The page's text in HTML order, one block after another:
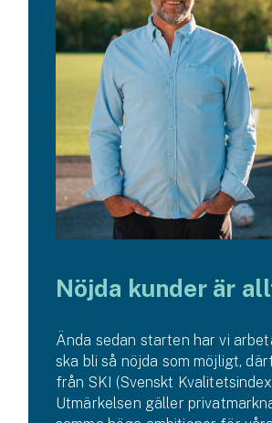
Nöjda kunder är
Ända sedan starten har vi
ska bli så nöjda som möjligt,
från SKI (Svenskt
Utmärkelsen gäller